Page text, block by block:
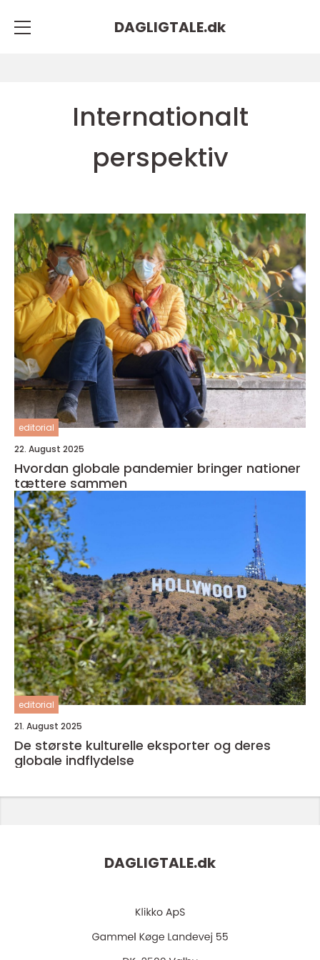
DAGLIGTALE.dk
Internationalt
perspektiv
editorial
22. August 2025
Hvordan globale pandemier bringer nationer
tættere sammen
editorial
21. August 2025
De største kulturelle eksporter og deres
globale indflydelse
DAGLIGTALE.dk